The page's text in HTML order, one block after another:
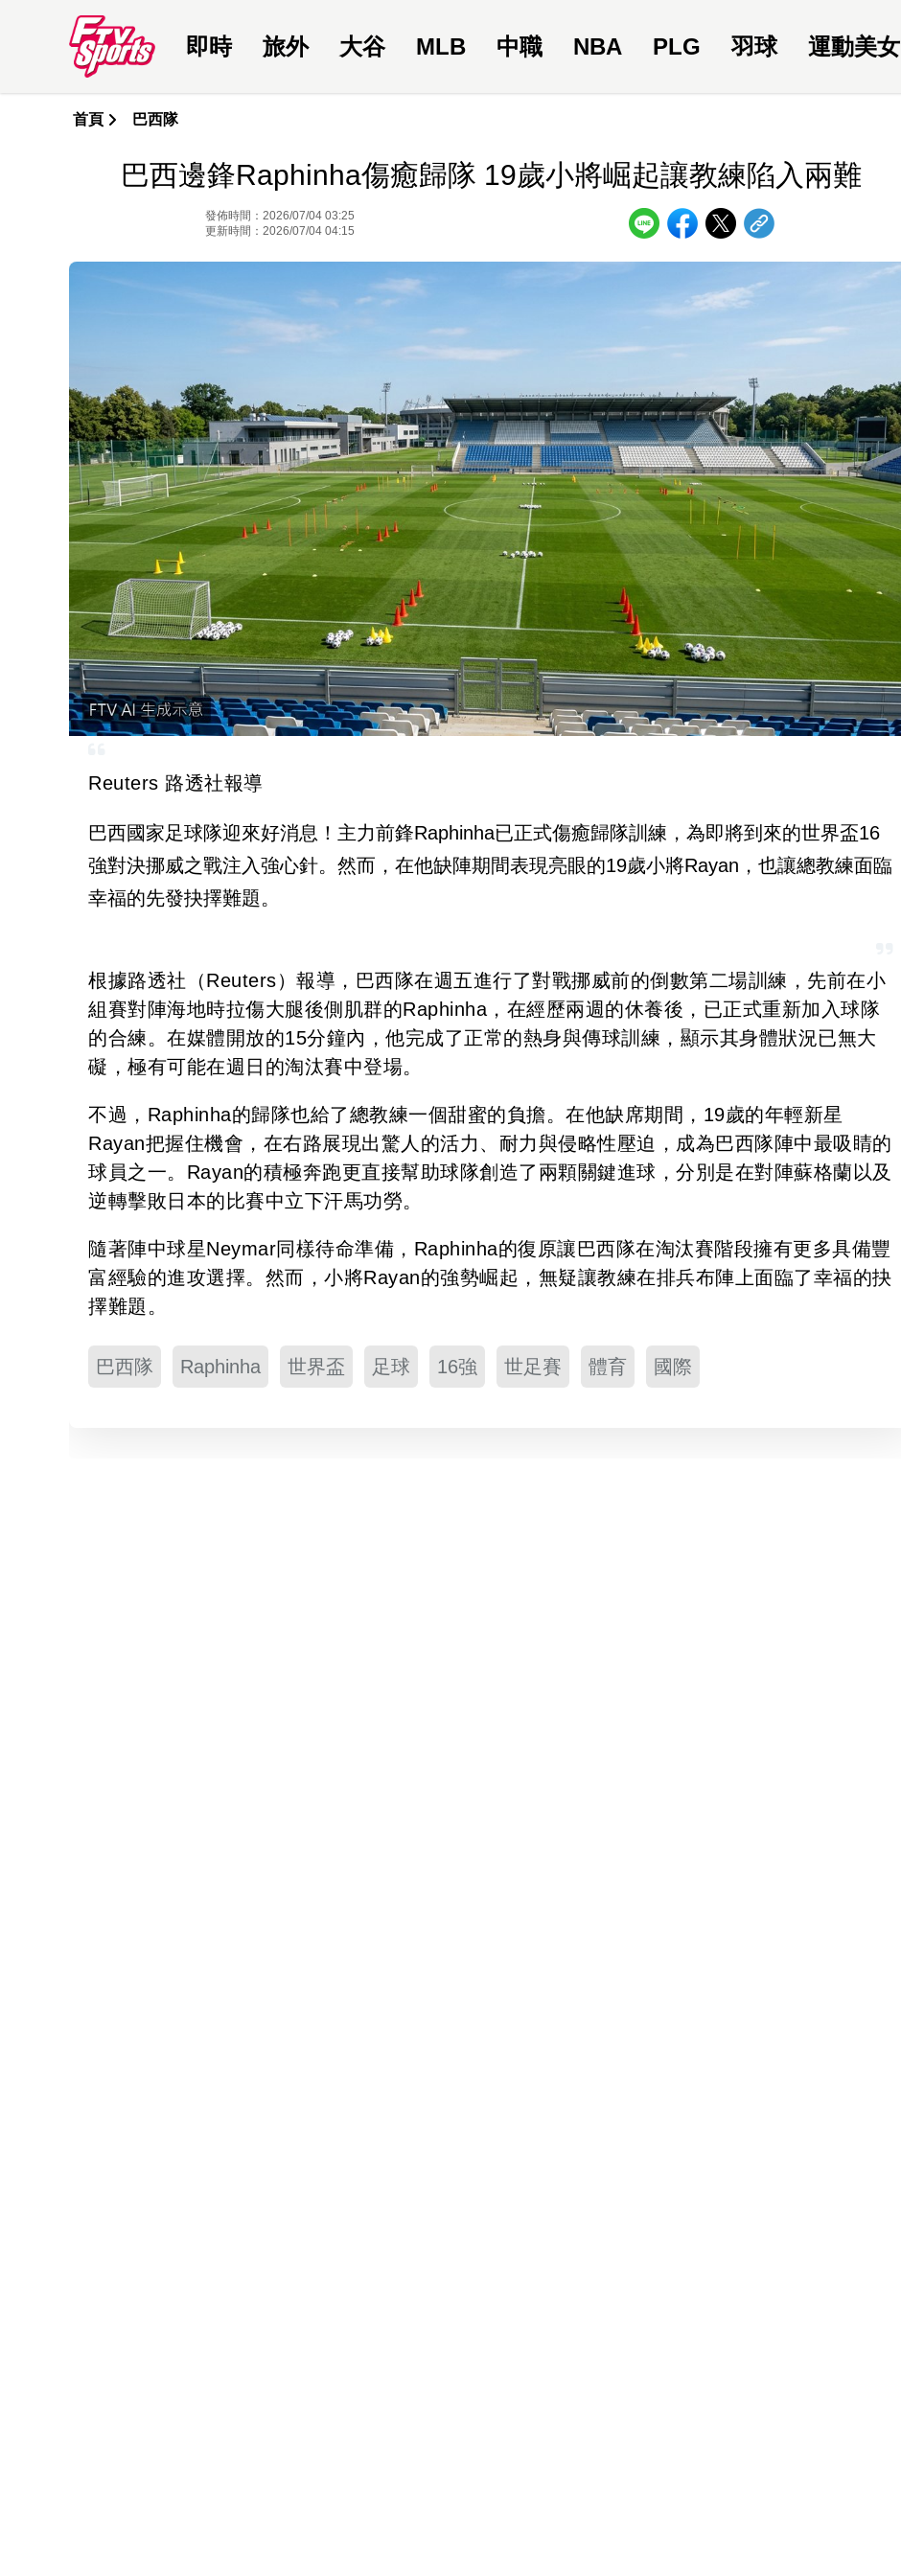
即時 旅外 大谷 MLB 中職 NBA PLG 羽球 運動美女
首頁 巴西隊
巴西邊鋒Raphinha傷癒歸隊 19歲小將崛起讓教練陷入兩難
發佈時間：2026/07/04 03:25
更新時間：2026/07/04 04:15
Reuters 路透社報導
巴西國家足球隊迎來好消息！主力前鋒Raphinha已正式傷癒歸隊訓練，為即將到來的世界盃16
強對決挪威之戰注入強心針。然而，在他缺陣期間表現亮眼的19歲小將Rayan，也讓總教練面臨
幸福的先發抉擇難題。
根據路透社（Reuters）報導，巴西隊在週五進行了對戰挪威前的倒數第二場訓練，先前在小
組賽對陣海地時拉傷大腿後側肌群的Raphinha，在經歷兩週的休養後，已正式重新加入球隊
的合練。在媒體開放的15分鐘內，他完成了正常的熱身與傳球訓練，顯示其身體狀況已無大
礙，極有可能在週日的淘汰賽中登場。
不過，Raphinha的歸隊也給了總教練一個甜蜜的負擔。在他缺席期間，19歲的年輕新星
Rayan把握住機會，在右路展現出驚人的活力、耐力與侵略性壓迫，成為巴西隊陣中最吸睛的
球員之一。Rayan的積極奔跑更直接幫助球隊創造了兩顆關鍵進球，分別是在對陣蘇格蘭以及
逆轉擊敗日本的比賽中立下汗馬功勞。
隨著陣中球星Neymar同樣待命準備，Raphinha的復原讓巴西隊在淘汰賽階段擁有更多具備豐
富經驗的進攻選擇。然而，小將Rayan的強勢崛起，無疑讓教練在排兵布陣上面臨了幸福的抉
擇難題。
巴西隊 Raphinha 世界盃 足球 16強 世足賽 體育 國際